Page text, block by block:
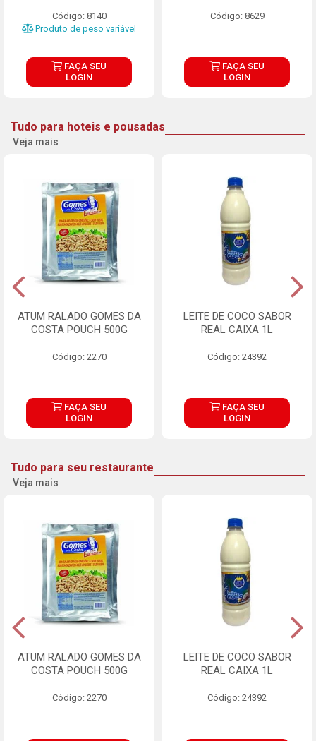
Código: 8140
Produto de peso variável
FAÇA SEU
LOGIN
Código: 8629
FAÇA SEU
LOGIN
Tudo para hoteis e pousadas
Veja mais
ATUM RALADO GOMES DA
COSTA POUCH 500G
Código: 2270
FAÇA SEU
LOGIN
LEITE DE COCO SABOR
REAL CAIXA 1L
Código: 24392
FAÇA SEU
LOGIN
Tudo para seu restaurante
Veja mais
ATUM RALADO GOMES DA
COSTA POUCH 500G
Código: 2270
LEITE DE COCO SABOR
REAL CAIXA 1L
Código: 24392